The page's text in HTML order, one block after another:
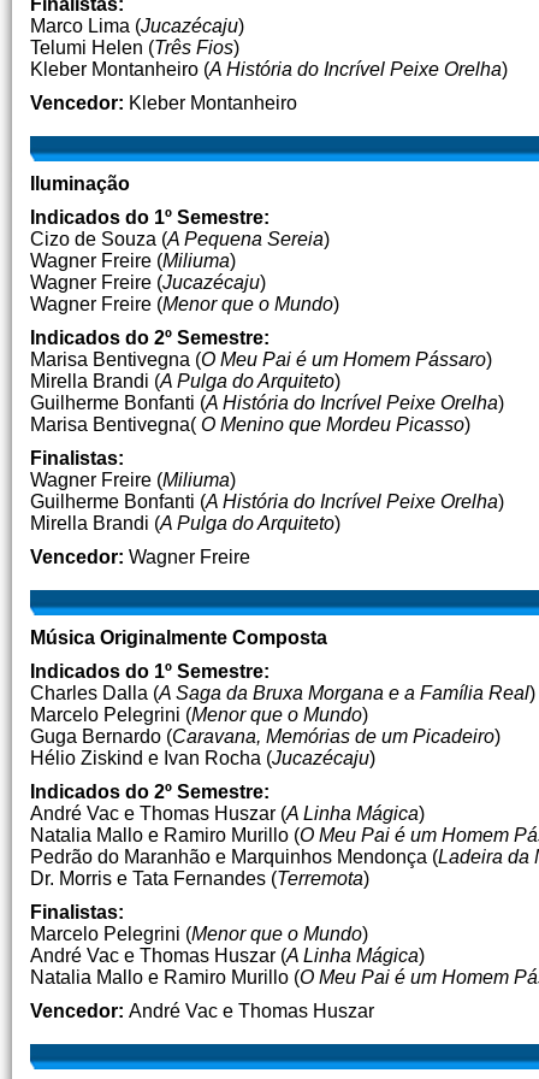
Finalistas:
Marco Lima (Jucazécaju)
Telumi Helen (Três Fios)
Kleber Montanheiro (A História do Incrível Peixe Orelha)
Vencedor: Kleber Montanheiro
Iluminação
Indicados do 1º Semestre:
Cizo de Souza (A Pequena Sereia)
Wagner Freire (Miliuma)
Wagner Freire (Jucazécaju)
Wagner Freire (Menor que o Mundo)
Indicados do 2º Semestre:
Marisa Bentivegna (O Meu Pai é um Homem Pássaro)
Mirella Brandi (A Pulga do Arquiteto)
Guilherme Bonfanti (A História do Incrível Peixe Orelha)
Marisa Bentivegna( O Menino que Mordeu Picasso)
Finalistas:
Wagner Freire (Miliuma)
Guilherme Bonfanti (A História do Incrível Peixe Orelha)
Mirella Brandi (A Pulga do Arquiteto)
Vencedor: Wagner Freire
Música Originalmente Composta
Indicados do 1º Semestre:
Charles Dalla (A Saga da Bruxa Morgana e a Família Real)
Marcelo Pelegrini (Menor que o Mundo)
Guga Bernardo (Caravana, Memórias de um Picadeiro)
Hélio Ziskind e Ivan Rocha (Jucazécaju)
Indicados do 2º Semestre:
André Vac e Thomas Huszar (A Linha Mágica)
Natalia Mallo e Ramiro Murillo (O Meu Pai é um Homem
Pedrão do Maranhão e Marquinhos Mendonça (Ladeira da
Dr. Morris e Tata Fernandes (Terremota)
Finalistas:
Marcelo Pelegrini (Menor que o Mundo)
André Vac e Thomas Huszar (A Linha Mágica)
Natalia Mallo e Ramiro Murillo (O Meu Pai é um Homem
Vencedor: André Vac e Thomas Huszar